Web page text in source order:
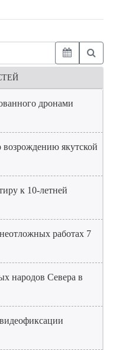
дронами
возрождению якутской
к 10-летней
работах 7
народов Севера в